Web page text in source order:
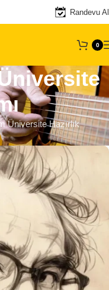
Randevu Al
0
Üniversite Hazırlık